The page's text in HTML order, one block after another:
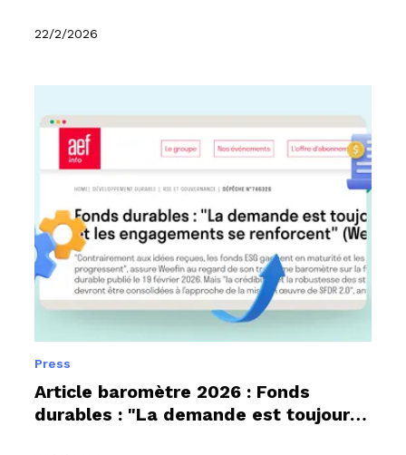
SFDR - L'Agefi
22/2/2026
Press
Article baromètre 2026 : Fonds
durables : "La demande est toujours